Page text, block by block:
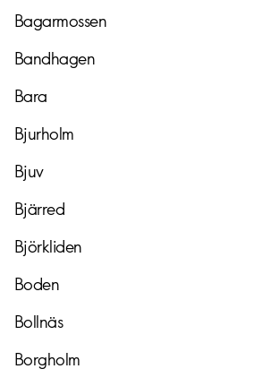
Bagarmossen
Bandhagen
Bara
Bjurholm
Bjuv
Bjärred
Björkliden
Boden
Bollnäs
Borgholm